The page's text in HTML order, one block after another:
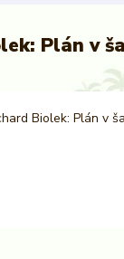
Plán v